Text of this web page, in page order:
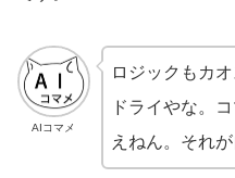
AIコマメ
ロジックもカ
ドライやな。
えねん。それ